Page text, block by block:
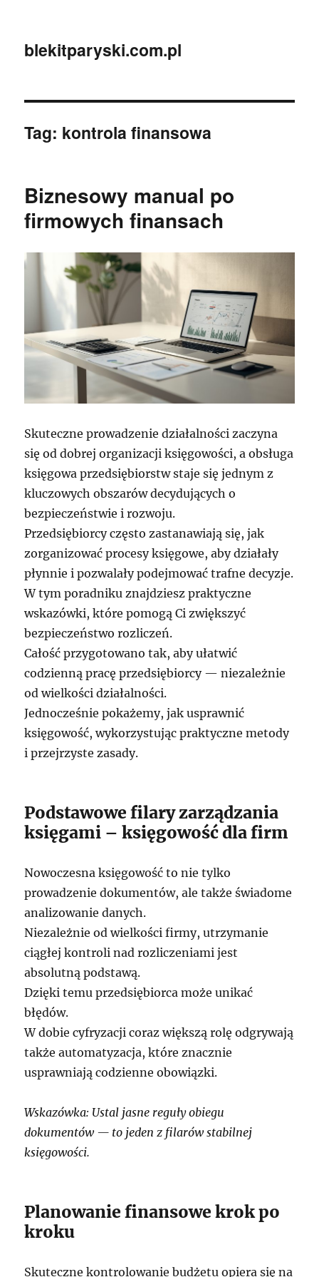
blekitparyski.com.pl
Tag: kontrola finansowa
Biznesowy manual po
firmowych finansach
Skuteczne prowadzenie działalności zaczyna
się od dobrej organizacji księgowości, a obsługa
księgowa przedsiębiorstw staje się jednym z
kluczowych obszarów decydujących o
bezpieczeństwie i rozwoju.
Przedsiębiorcy często zastanawiają się, jak
zorganizować procesy księgowe, aby działały
płynnie i pozwalały podejmować trafne decyzje.
W tym poradniku znajdziesz praktyczne
wskazówki, które pomogą Ci zwiększyć
bezpieczeństwo rozliczeń.
Całość przygotowano tak, aby ułatwić
codzienną pracę przedsiębiorcy — niezależnie
od wielkości działalności.
Jednocześnie pokażemy, jak usprawnić
księgowość, wykorzystując praktyczne metody
i przejrzyste zasady.
Podstawowe filary zarządzania
księgami – księgowość dla firm
Nowoczesna księgowość to nie tylko
prowadzenie dokumentów, ale także świadome
analizowanie danych.
Niezależnie od wielkości firmy, utrzymanie
ciągłej kontroli nad rozliczeniami jest
absolutną podstawą.
Dzięki temu przedsiębiorca może unikać
błędów.
W dobie cyfryzacji coraz większą rolę odgrywają
także automatyzacja, które znacznie
usprawniają codzienne obowiązki.
Wskazówka: Ustal jasne reguły obiegu
dokumentów — to jeden z filarów stabilnej
księgowości.
Planowanie finansowe krok po
kroku
Skuteczne kontrolowanie budżetu opiera się na